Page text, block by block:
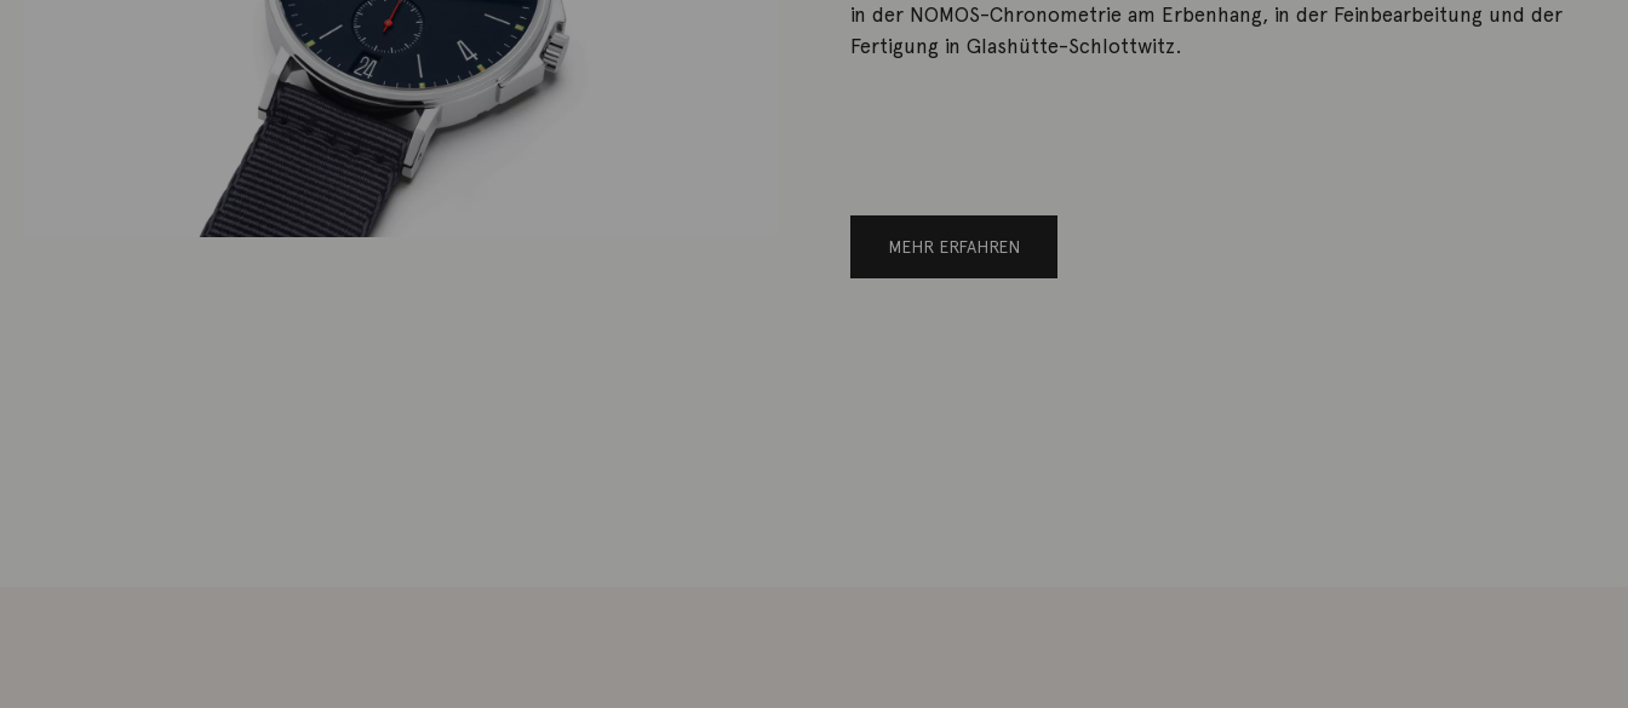
in der NOMOS-Chronometrie am Erbenhang, in der Feinbearbeitung und der
Fertigung in Glashütte-Schlottwitz.
MEHR ERFAHREN